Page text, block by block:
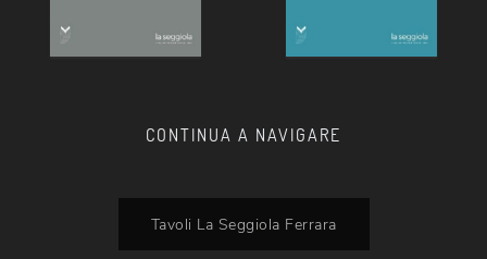
CONTINUA A NAVIGARE
Tavoli La Seggiola Ferrara